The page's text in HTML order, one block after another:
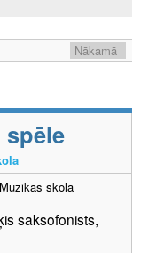
Nākamā
spēle
skola
saksofonists,